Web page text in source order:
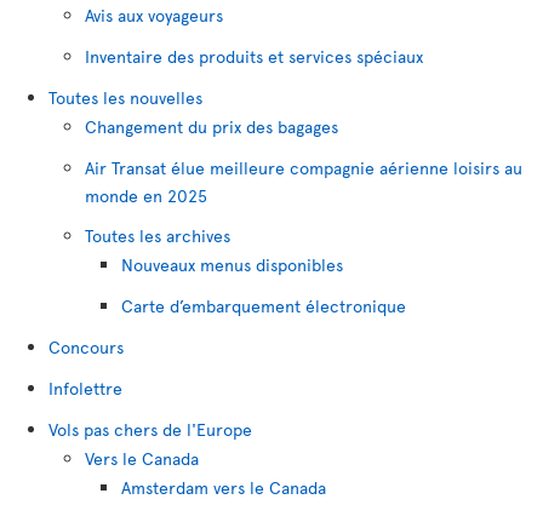
Avis aux voyageurs
Inventaire des produits et services spéciaux
Toutes les nouvelles
Changement du prix des bagages
Air Transat élue meilleure compagnie aérienne loisirs au
monde en 2025
Toutes les archives
Nouveaux menus disponibles
Carte d’embarquement électronique
Concours
Infolettre
Vols pas chers de l'Europe
Vers le Canada
Amsterdam vers le Canada